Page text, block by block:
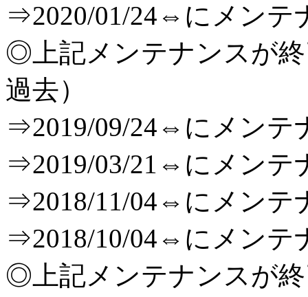
⇒2020/01/24⇔にメンテ
◎上記メンテナンスが
過去）
⇒2019/09/24⇔にメンテ
⇒2019/03/21⇔にメンテ
⇒2018/11/04⇔にメンテ
⇒2018/10/04⇔にメンテ
◎上記メンテナンスが